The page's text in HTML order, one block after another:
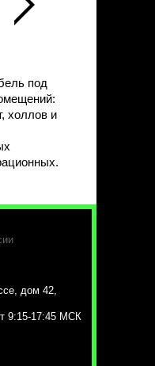
под
холлов и
дом 42,
9:15-17:45 МСК